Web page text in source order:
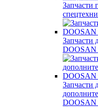
Запчасти
Запчасти
Запчасти